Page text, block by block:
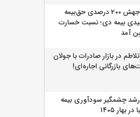
جهش ۲۰۰ درصدی حق‌بیمه
بیمه دی؛ نسبت خسارت
آمد
تلاطم در بازار صادرات با جولان
بازرگانی اجاره‌ای!
رشد چشمگیر سودآوری بیمه
بهار ۱۴۰۵